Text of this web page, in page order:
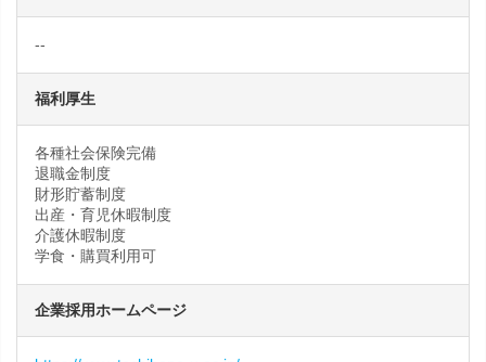
--
福利厚生
各種社会保険完備
退職金制度
財形貯蓄制度
出産・育児休暇制度
介護休暇制度
学食・購買利用可
企業採用ホームページ